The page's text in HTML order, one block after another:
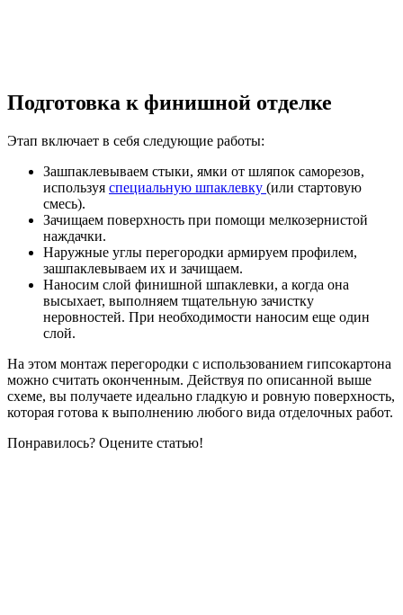
Подготовка к финишной отделке
Этап включает в себя следующие работы:
Зашпаклевываем стыки, ямки от шляпок саморезов,
используя специальную шпаклевку (или стартовую
смесь).
Зачищаем поверхность при помощи мелкозернистой
наждачки.
Наружные углы перегородки армируем профилем,
зашпаклевываем их и зачищаем.
Наносим слой финишной шпаклевки, а когда она
высыхает, выполняем тщательную зачистку
неровностей. При необходимости наносим еще один
слой.
На этом монтаж перегородки с использованием гипсокартона
можно считать оконченным. Действуя по описанной выше
схеме, вы получаете идеально гладкую и ровную поверхность,
которая готова к выполнению любого вида отделочных работ.
Понравилось? Оцените статью!